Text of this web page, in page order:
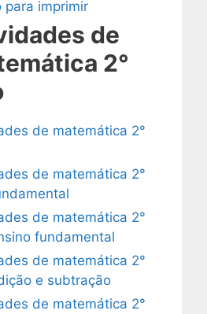
para imprimir
de
2°
de matemática 2°
de matemática 2°
de matemática 2°
fundamental
de matemática 2°
e subtração
de matemática 2°